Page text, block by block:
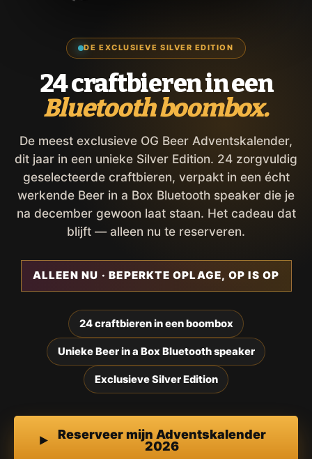
DE EXCLUSIEVE SILVER EDITION
24 craftbieren in een
Bluetooth boombox.
De meest exclusieve OG Beer Adventskalender,
dit jaar in een unieke Silver Edition. 24 zorgvuldig
geselecteerde craftbieren, verpakt in een écht
werkende Beer in a Box Bluetooth speaker die je
na december gewoon laat staan. Het cadeau dat
blijft — alleen nu te reserveren.
ALLEEN NU · BEPERKTE OPLAGE, OP IS OP
24 craftbieren in een boombox
Unieke Beer in a Box Bluetooth speaker
Exclusieve Silver Edition
Reserveer mijn Adventskalender
2026